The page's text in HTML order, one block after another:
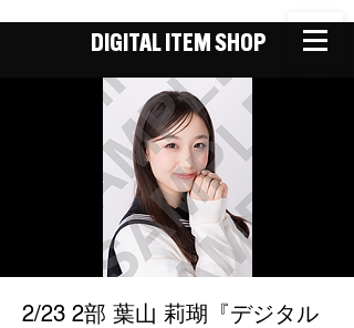
DIGITAL ITEM SHOP
2/23 2部 葉山 莉瑚『デジタル